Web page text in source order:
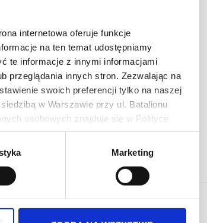
internetowa oferuje funkcje
na ten temat udostępniamy
te informacje z innymi informacjami
przeglądania innych stron. Zezwalając na
swoich preferencji tylko na naszej
w Warszawie przy ul. Batalionu
osobowych znajduje się w Polityce
danych osobowych jest
3, 03-308 Warszawa. Więcej informacji o
Marketing
3 porcji
Strona
5 Strona
6 Strona
7 Strona
8 Strona
9 Strona
10
Bieżąca
11
przepisów